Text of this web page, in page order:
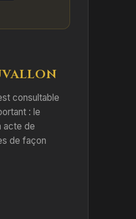
consultable
: le
acte de
de façon